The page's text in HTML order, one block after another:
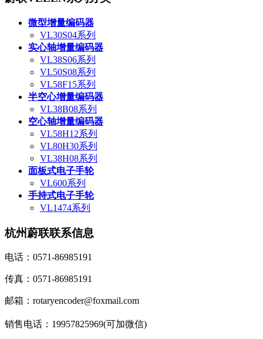
微型增量编码器
VL30S04系列
实心轴增量编码器
VL38S06系列
VL50S08系列
VL58F15系列
半空心增量编码器
VL38B08系列
空心轴增量编码器
VL58H12系列
VL80H30系列
VL38H08系列
面板式电子手轮
VL600系列
手持式电子手轮
VL1474系列
杭州蔚联联系信息
电话：0571-86985191
传真：0571-86985191
邮箱：rotaryencoder@foxmail.com
销售电话：19957825969(可加微信)